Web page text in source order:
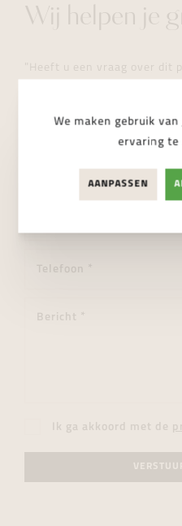
Wij helpen je
"Heeft u een vraag over dit
Ik ga akkoord met de
We maken gebruik van
ervaring te
AANPASSEN